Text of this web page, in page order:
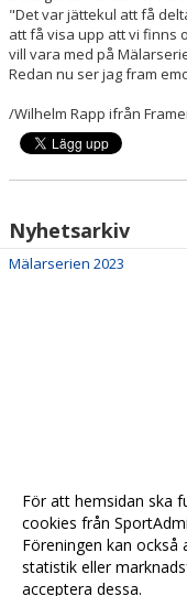
"Det var jättekul att få
att få visa upp att vi finns
vill vara med på
Redan nu ser jag fram
/Wilhelm Rapp ifrån
Nyhetsarkiv
Mälarserien 2023
För att hemsidan ska
cookies från
Föreningen kan också
statistik eller
acceptera dessa.